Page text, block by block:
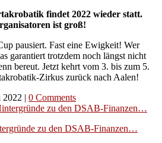
findet 2022 wieder statt.
ist groß!
pausiert. Fast eine Ewigkeit! Wer
garantiert trotzdem noch längst nicht
bereut. Jetzt kehrt vom 3. bis zum 5.
Zirkus zurück nach Aalen!
2022 | 0 Comments
zu den DSAB-Finanzen…